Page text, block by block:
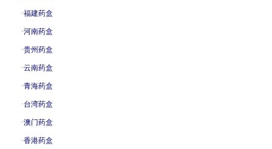
·福建药盒
·河南药盒
·贵州药盒
·云南药盒
·青海药盒
·台湾药盒
·澳门药盒
·香港药盒